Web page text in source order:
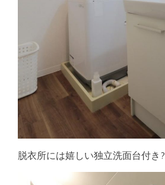
脱衣所には嬉しい独立洗面台付き?